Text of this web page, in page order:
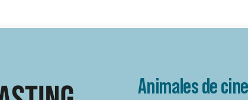
Animales de